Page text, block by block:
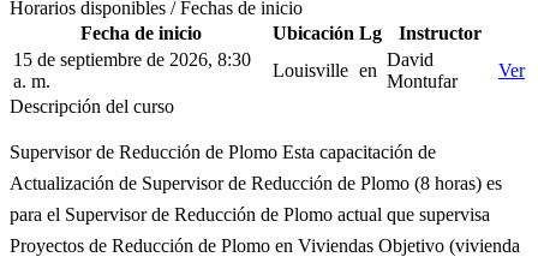
Horarios disponibles / Fechas de inicio
Fecha de inicio
Ubicación Lg
Instructor
15 de septiembre de 2026, 8:30
a. m.
Louisville en
David
Montufar
Ver
Descripción del curso
Supervisor de Reducción de Plomo Esta capacitación de
Actualización de Supervisor de Reducción de Plomo (8 horas) es
para el Supervisor de Reducción de Plomo actual que supervisa
Proyectos de Reducción de Plomo en Viviendas Objetivo (vivienda